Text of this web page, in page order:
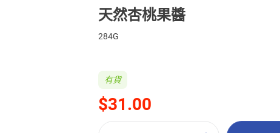
天然杏桃果醬
284G
$31.00
有貨